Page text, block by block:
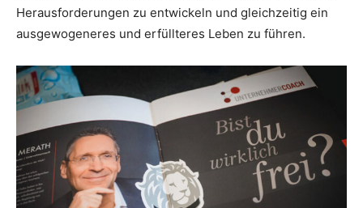
Herausforderungen zu entwickeln und gleichzeitig ein
ausgewogeneres und erfüllteres Leben zu führen.